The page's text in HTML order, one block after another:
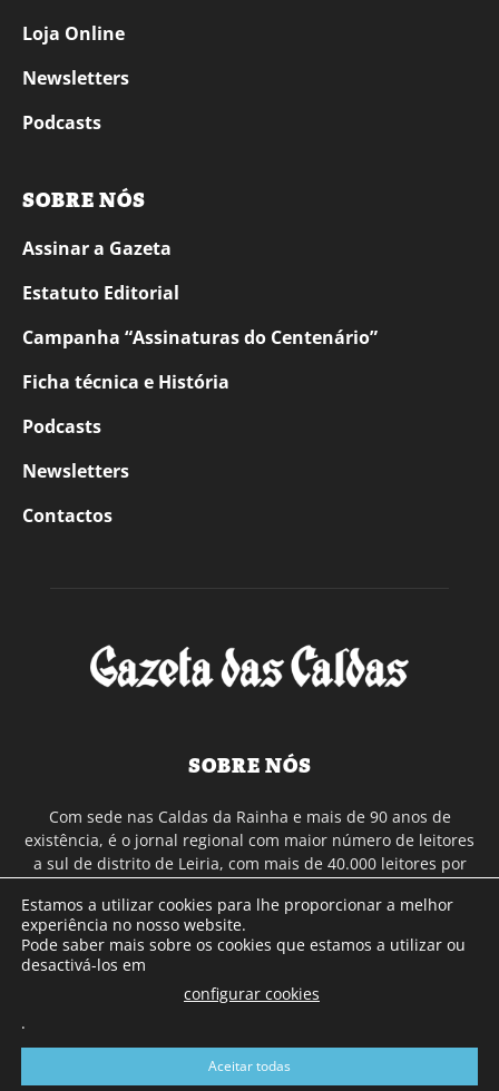
Loja Online
Newsletters
Podcasts
SOBRE NÓS
Assinar a Gazeta
Estatuto Editorial
Campanha “Assinaturas do Centenário”
Ficha técnica e História
Podcasts
Newsletters
Contactos
SOBRE NÓS
Com sede nas Caldas da Rainha e mais de 90 anos de
existência, é o jornal regional com maior número de leitores
a sul de distrito de Leiria, com mais de 40.000 leitores por
Continental e assinatura online.
SIGA-NOS
Estamos a utilizar cookies para lhe proporcionar a melhor
experiência no nosso website.
Pode saber mais sobre os cookies que estamos a utilizar ou
desactivá-los em
configurar cookies
.
Aceitar todas